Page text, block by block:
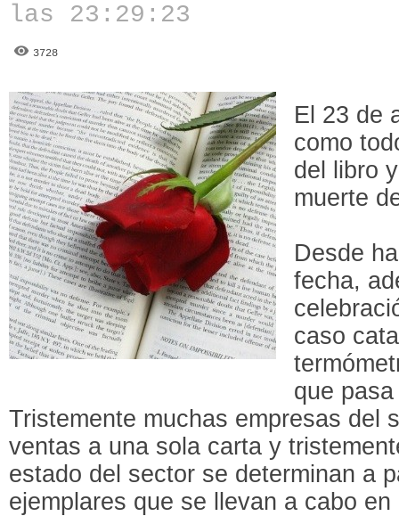
las 23:29:23
3728
El 23 de
como
del libro
muerte
Desde
fecha,
caso
que
Tristemente muchas empresas del
ventas a una sola carta y
estado del sector se determinan a
ejemplares que se llevan a cabo